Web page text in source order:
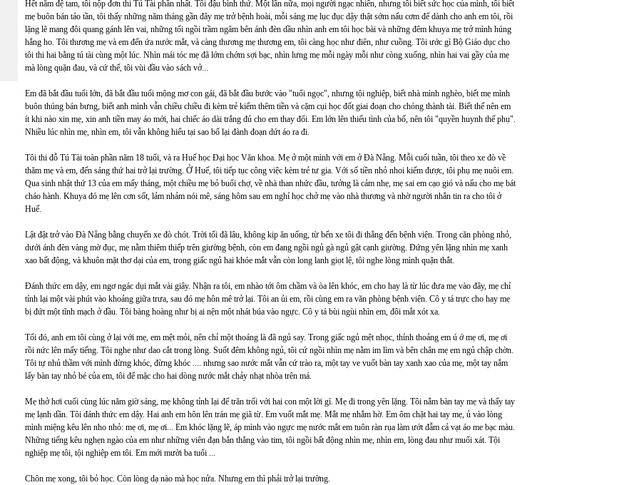
Hết năm đệ tam, tôi nộp đơn thi Tú Tài phần nhất. Tôi đậu bình thứ. Một lần nữa, mọi người ngạc nhiên, nhưng tôi biết sức học của mình, tôi biết
mẹ buôn bán tảo tần, tôi thấy những năm tháng gần đây mẹ trở bệnh hoài, mỗi sáng mẹ lục đục dậy thật sớm nấu cơm để dành cho anh em tôi, rồi
lặng lẽ mang đôi quang gánh lên vai, những tối ngồi trầm ngâm bên ánh đèn dầu nhìn anh em tôi học bài và những đêm khuya mẹ trở mình húng
hắng ho. Tôi thương mẹ và em đến ứa nước mắt, và càng thương mẹ thương em, tôi càng học như điên, như cuồng. Tôi ước gì Bộ Giáo dục cho
tôi thi hai bằng tú tài cùng một lúc. Nhìn mái tóc mẹ đã lớm chớm sợi bạc, nhìn lưng mẹ mỗi ngày mỗi như còng xuống, nhìn hai vai gầy của mẹ
mà lòng quặn đau, và cứ thế, tôi vùi đầu vào sách vở...
Em đã bắt đầu tuổi lớn, đã bắt đầu tuổi mộng mơ con gái, đã bắt đầu bước vào "tuổi ngọc", nhưng tội nghiệp, biết nhà mình nghèo, biết mẹ mình
buôn thúng bán bưng, biết anh mình vẫn chiều chiều đi kèm trẻ kiếm thêm tiền và cặm cụi học đốt giai đoạn cho chóng thành tài. Biết thế nên em
ít khi nào xin mẹ, xin anh tiền may áo mới, hai chiếc áo dài trắng đủ cho em thay đổi. Em lớn lên thiếu tình của bố, nên tôi "quyền huynh thế phụ".
Nhiều lúc nhìn mẹ, nhìn em, tôi vẫn không hiểu tại sao bố lại đành đoạn dứt áo ra đi.
Tôi thi đỗ Tú Tài toàn phần năm 18 tuổi, và ra Huế học Đại học Văn khoa. Mẹ ở một mình với em ở Đà Nẵng. Mỗi cuối tuần, tôi theo xe đò về
thăm mẹ và em, đến sáng thứ hai trở lại trường. Ở Huế, tôi tiếp tục công việc kèm trẻ tư gia. Với số tiền nhỏ nhoi kiếm được, tôi phụ mẹ nuôi em.
Qua sinh nhật thứ 13 của em mấy tháng, một chiều mẹ bỏ buổi chợ, về nhà than nhức đầu, tưởng là cảm nhẹ, mẹ sai em cạo gió và nấu cho mẹ bát
cháo hành. Khuya đó mẹ lên cơn sốt, lảm nhảm nói mê, sáng hôm sau em nghỉ học chở mẹ vào nhà thương và nhờ người nhắn tin ra cho tôi ở
Huế.
Lật đật trở vào Đà Nẵng bằng chuyến xe đò chót. Trời tối đã lâu, không kịp ăn uống, từ bến xe tôi đi thẳng đến bệnh viện. Trong căn phòng nhỏ,
dưới ánh đèn vàng mờ đục, mẹ nằm thiêm thiếp trên giường bệnh, còn em đang ngồi ngủ gà ngủ gật cạnh giường. Đứng yên lặng nhìn mẹ xanh
xao bất động, và khuôn mặt thơ dại của em, trong giấc ngủ hai khóe mắt vẫn còn long lanh giọt lệ, tôi nghe lòng mình quặn thắt.
Đánh thức em dậy, em ngơ ngác dụi mắt vài giây. Nhận ra tôi, em nhào tới ôm chầm và òa lên khóc, em cho hay là từ lúc đưa mẹ vào đây, mẹ chỉ
tỉnh lại một vài phút vào khoảng giữa trưa, sau đó mẹ hôn mê trở lại. Tôi an ủi em, rồi cùng em ra văn phòng bệnh viện. Cô y tá trực cho hay mẹ
bị đứt một tĩnh mạch ở đầu. Tôi bàng hoàng như bị ai nện một nhát búa vào ngực. Cô y tá bùi ngùi nhìn em, đôi mắt xót xa.
Tối đó, anh em tôi cùng ở lại với mẹ, em mệt mỏi, nên chỉ một thoáng là đã ngủ say. Trong giấc ngủ mệt nhọc, thỉnh thoảng em ú ớ mẹ ơi, mẹ ơi
rồi nức lên mấy tiếng. Tôi nghe như dao cắt trong lòng. Suốt đêm không ngủ, tôi cứ ngồi nhìn mẹ nằm im lìm và bên chân mẹ em ngủ chập chờn.
Tôi tự nhủ thầm với mình đừng khóc, đừng khóc .... nhưng sao nước mắt vẫn cứ trào ra, một tay ve vuốt bàn tay xanh xao của mẹ, một tay nắm
lấy bàn tay nhỏ bé của em, tôi để mặc cho hai dòng nước mắt chảy nhạt nhòa trên má.
Mẹ thở hơi cuối cùng lúc năm giờ sáng, mẹ không tỉnh lại để trăn trối với hai con một lời gì. Mẹ đi trong yên lặng. Tôi nắm bàn tay mẹ và thấy tay
mẹ lạnh dần. Tôi đánh thức em dậy. Hai anh em hôn lên trán mẹ giã từ. Em vuốt mắt mẹ. Mắt mẹ nhắm hờ. Em ôm chặt hai tay mẹ, ủ vào lòng
mình miệng kêu lên nho nhỏ: mẹ ơi, mẹ ơi... Em khóc lặng lẽ, áp mình vào ngực mẹ nước mắt em tuôn ràn rụa làm ướt đẫm cả vạt áo me bạc màu.
Những tiếng kêu nghẹn ngào của em như những viên đạn bắn thẳng vào tim, tôi ngồi bất động nhìn mẹ, nhìn em, lòng đau như muối xát. Tội
nghiệp mẹ tôi, tội nghiệp em tôi. Em mới mười ba tuổi ...
Chôn mẹ xong, tôi bỏ học. Còn lòng dạ nào mà học nửa. Nhưng em thì phải trở lại trường.